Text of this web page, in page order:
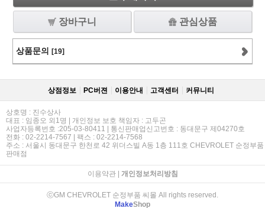
장바구니 관심상품
상품문의 [19]
상점정보 PC버젼 이용안내 고객센터 커뮤니티
상호명 : 진수상사
대표 : 임종오 외1명 | 개인정보 보호 책임자 : 고두곤
사업자등록번호 :205-03-80411 | 통신판매업신고번호 : 동대문구 제04270호
전화 : 02-2214-7567 | 팩스 : 02-2214-7568
주소 : 서울시 동대문구 한천로 42 위더스빌 A동 1층 111호 CHEVROLET 순정부품
판매점
이용약관| 개인정보처리방침
ⓒGM CHEVROLET 순정부품 씨몰 All rights reserved.
MakeShop